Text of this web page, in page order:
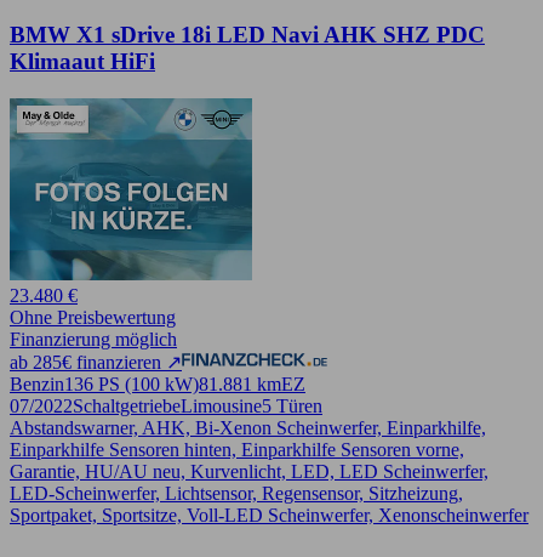
BMW X1 sDrive 18i LED Navi AHK SHZ PDC
Klimaaut HiFi
23.480 €
Ohne Preisbewertung
Finanzierung möglich
ab 285€ finanzieren ↗
Benzin136 PS (100 kW)81.881 kmEZ
07/2022SchaltgetriebeLimousine5 Türen
Abstandswarner, AHK, Bi-Xenon Scheinwerfer, Einparkhilfe,
Einparkhilfe Sensoren hinten, Einparkhilfe Sensoren vorne,
Garantie, HU/AU neu, Kurvenlicht, LED, LED Scheinwerfer,
LED-Scheinwerfer, Lichtsensor, Regensensor, Sitzheizung,
Sportpaket, Sportsitze, Voll-LED Scheinwerfer, Xenonscheinwerfer